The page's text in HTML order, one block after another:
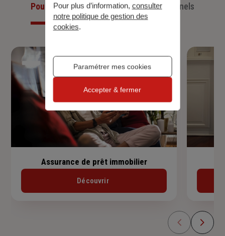
Pour les particuliersPour les professionnels
Assurance de prêt immobilier
Découvrir
Pour plus d’information, consulter
notre politique de gestion des
cookies.
Paramétrer mes cookies
Accepter & fermer